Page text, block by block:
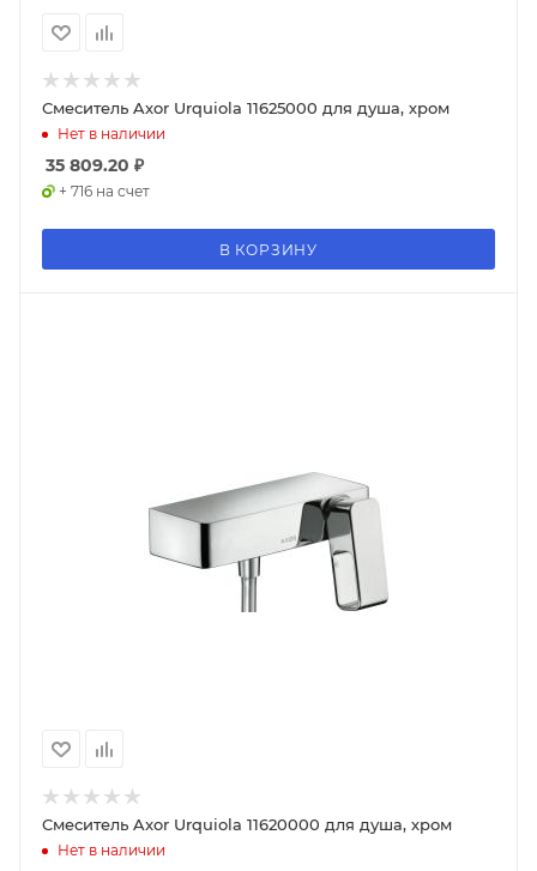
Смеситель Axor Urquiola 11625000 для душа, хром
Нет в наличии
35 809.20 ₽
+ 716 на счет
В КОРЗИНУ
Смеситель Axor Urquiola 11620000 для душа, хром
Нет в наличии